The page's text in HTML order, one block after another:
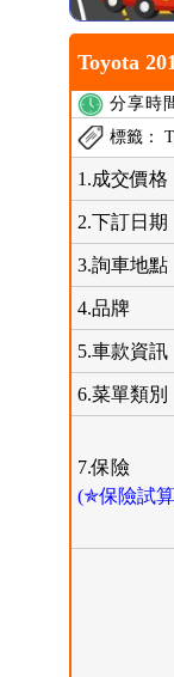
Toyota
分享時
標籤：
1.成交價格
2.下訂日期
3.詢車地點
4.品牌
5.車款資訊
6.菜單類別
7.保險
(✯保險試